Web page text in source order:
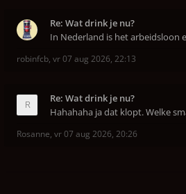
Re: Wat drink je nu?
In Nederland is het arbeidsloon
robinfcb, vr 07 aug 2026, 22:13
Re: Wat drink je nu?
Hahahaha ja dat klopt. Welke
Rosanne, vr 07 aug 2026, 20:26